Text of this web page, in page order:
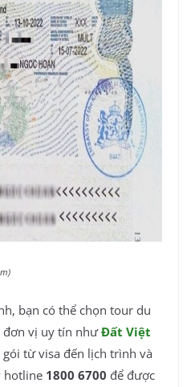
bạn có thể chọn tour du
đơn vị uy tín như Đất Việt
từ visa đến lịch trình và
hotline 1800 6700 để được